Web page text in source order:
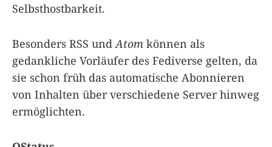
Selbsthostbarkeit.
Besonders RSS und Atom können als
gedankliche Vorläufer des Fediverse gelten, da
sie schon früh das automatische Abonnieren
von Inhalten über verschiedene Server hinweg
ermöglichten.